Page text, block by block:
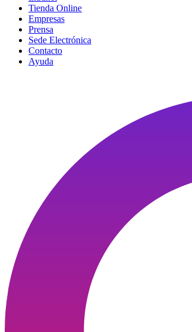
Tienda Online
Empresas
Prensa
Sede Electrónica
Contacto
Ayuda